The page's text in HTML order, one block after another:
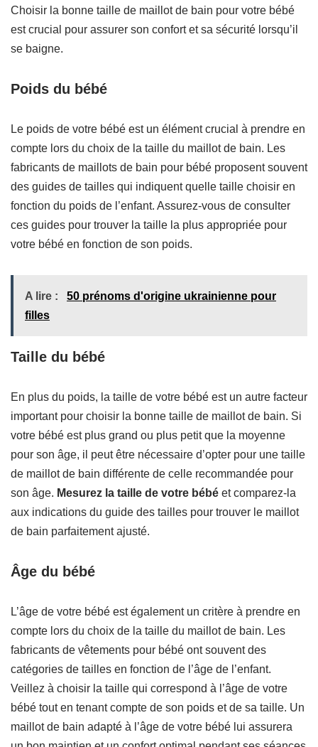
Choisir la bonne taille de maillot de bain pour votre bébé
est crucial pour assurer son confort et sa sécurité lorsqu’il
se baigne.
Poids du bébé
Le poids de votre bébé est un élément crucial à prendre en
compte lors du choix de la taille du maillot de bain. Les
fabricants de maillots de bain pour bébé proposent souvent
des guides de tailles qui indiquent quelle taille choisir en
fonction du poids de l’enfant. Assurez-vous de consulter
ces guides pour trouver la taille la plus appropriée pour
votre bébé en fonction de son poids.
A lire :
50 prénoms d'origine ukrainienne pour
filles
Taille du bébé
En plus du poids, la taille de votre bébé est un autre facteur
important pour choisir la bonne taille de maillot de bain. Si
votre bébé est plus grand ou plus petit que la moyenne
pour son âge, il peut être nécessaire d’opter pour une taille
de maillot de bain différente de celle recommandée pour
son âge. Mesurez la taille de votre bébé et comparez-la
aux indications du guide des tailles pour trouver le maillot
de bain parfaitement ajusté.
Âge du bébé
L’âge de votre bébé est également un critère à prendre en
compte lors du choix de la taille du maillot de bain. Les
fabricants de vêtements pour bébé ont souvent des
catégories de tailles en fonction de l’âge de l’enfant.
Veillez à choisir la taille qui correspond à l’âge de votre
bébé tout en tenant compte de son poids et de sa taille. Un
maillot de bain adapté à l’âge de votre bébé lui assurera